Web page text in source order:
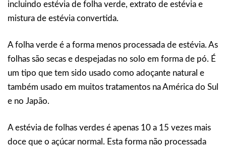
incluindo estévia de folha verde, extrato de estévia e
mistura de estévia convertida.
A folha verde é a forma menos processada de estévia. As
folhas são secas e despejadas no solo em forma de pó. É
um tipo que tem sido usado como adoçante natural e
também usado em muitos tratamentos na América do Sul
e no Japão.
A estévia de folhas verdes é apenas 10 a 15 vezes mais
doce que o açúcar normal. Esta forma não processada